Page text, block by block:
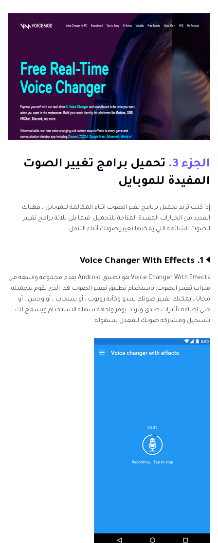
الجزء 3.
تحميل برامج تغيير الصوت
المفيدة للموبايل
إذا كنت تريد تحميل برنامج تغير الصوت اثناء المكالمة للموبايل ، فهناك
العديد من الخيارات المفيدة المتاحة للتحميل. فيما يلي ثلاثة برامج تغيير
الصوت الشائعة التي يمكنها تغيير صوتك أثناء التنقل.
1. Voice Changer With Effects
Voice Changer With Effects هو تطبيق Android يقدم مجموعة واسعة من
ميزات تغيير الصوت. باستخدام تطبيق تغيير الصوت هذا الذي تقوم بتحميله
مجانا ، يمكنك تغيير صوتك ليبدو وكأنه روبوت ، أو سنجاب ، أو وحش ، أو
حتى إضافة تأثيرات صدى وتردد. يوفر واجهة سهلة الاستخدام ويسمح لك
بتسجيل ومشاركة صوتك المعدل بسهولة.